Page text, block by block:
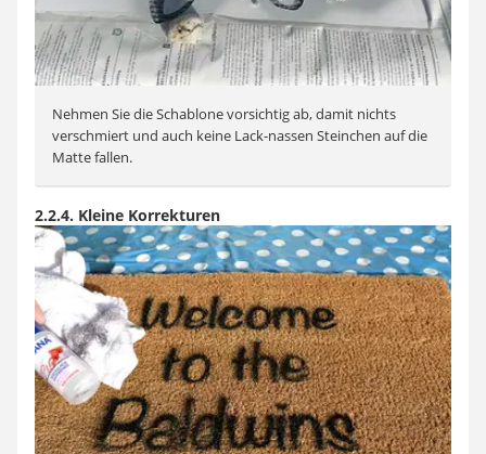
Nehmen Sie die Schablone vorsichtig ab, damit nichts
verschmiert und auch keine Lack-nassen Steinchen auf die
Matte fallen.
2.2.4. Kleine Korrekturen